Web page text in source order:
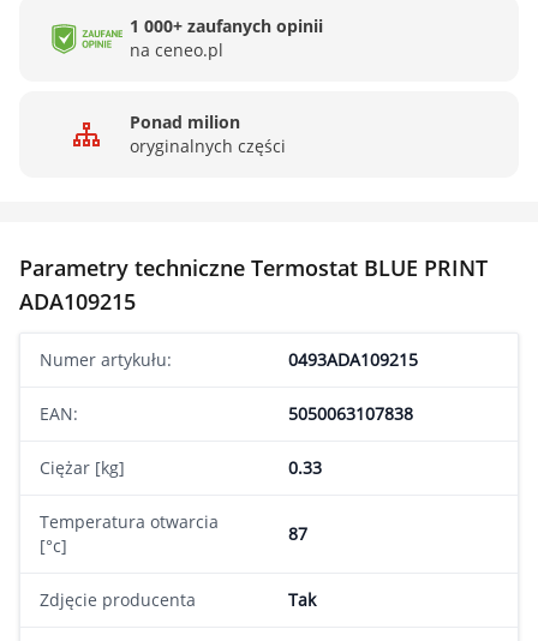
1 000+ zaufanych opinii
na ceneo.pl
Ponad milion
oryginalnych części
Parametry techniczne Termostat BLUE PRINT
ADA109215
Numer artykułu: 0493ADA109215
EAN: 5050063107838
Ciężar [kg] 0.33
Temperatura otwarcia
[°c]
87
Zdjęcie producenta Tak